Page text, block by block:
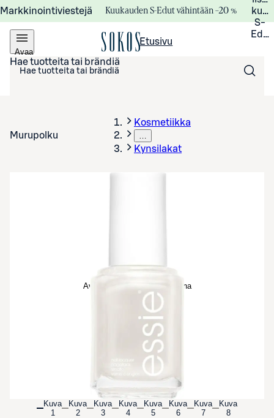
Markkinointiviestejä Kuukauden S-Edut vähintään –20 %
S-
Avaa
valikko
Etusivu
Hae tuotteita tai brändiä
Murupolku
Kosmetiikka
…
Kynsilakat
Avaa tuotekuva suurennettuna
Kuva
1
Kuva
2
Kuva
3
Kuva
4
Kuva
5
Kuva
6
Kuva
7
Kuva
8